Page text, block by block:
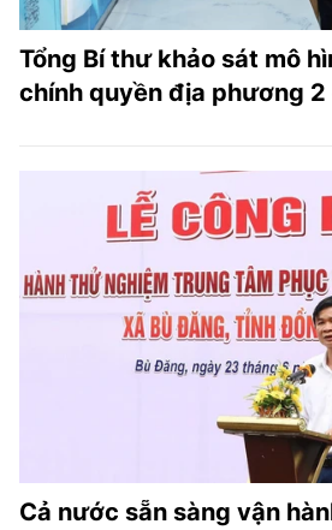
Tổng Bí thư khảo sát mô
chính quyền địa phương 2
Cả nước sẵn sàng vận